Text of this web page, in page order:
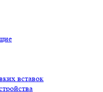
вставок